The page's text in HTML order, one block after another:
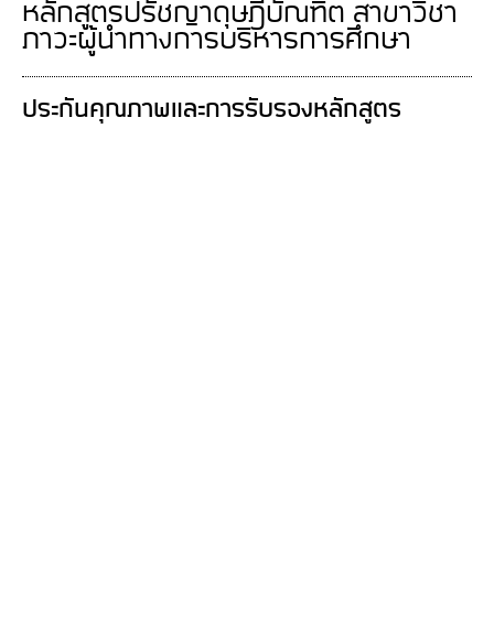
หลักสูตรปรัชญาดุษฎีบัณฑิต สาขาวิชา
ภาวะผู้นำทางการบริหารการศึกษา
ประกันคุณภาพและการรับรองหลักสูตร